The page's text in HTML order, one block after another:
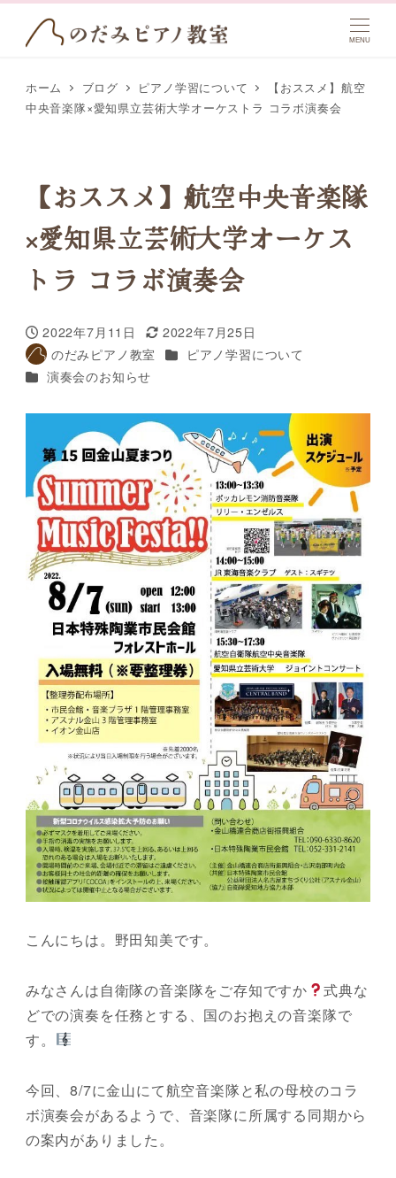
MENU
ホーム ブログ ピアノ学習について
【おススメ】航空
中央音楽隊×愛知県立芸術大学オーケストラ コラボ演奏会
【おススメ】航空中央音楽隊
×愛知県立芸術大学オーケス
トラ コラボ演奏会
投稿日
2022年7月11日
更新日
2022年7月25日
著
者
のだみピアノ教室 カテゴリー
ピアノ学習について
カテゴリー
演奏会のお知らせ
こんにちは。野田知美です。
みなさんは自衛隊の音楽隊をご存知ですか
式典な
どでの演奏を任務とする、国のお抱えの音楽隊で
す。
今回、8/7に金山にて航空音楽隊と私の母校のコラ
ボ演奏会があるようで、音楽隊に所属する同期から
の案内がありました。